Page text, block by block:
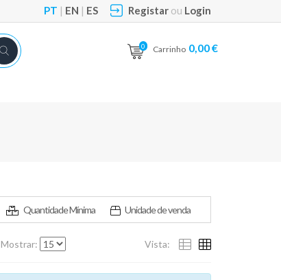
PT | EN | ES Registar ou Login
0 Carrinho 0,00 €
Quantidade Mínima Unidade de venda
Mostrar: Vista: